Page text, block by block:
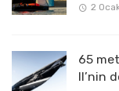
2
65
II’nin